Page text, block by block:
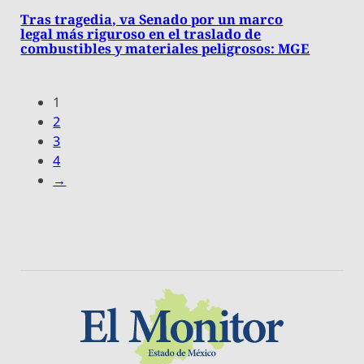
Tras tragedia, va Senado por un marco
legal más riguroso en el traslado de
combustibles y materiales peligrosos: MGE
1
2
3
4
→